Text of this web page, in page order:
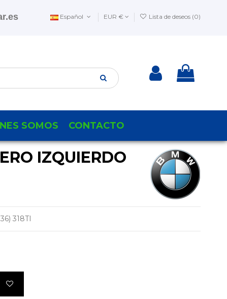
Español EUR € Lista de deseos (0)
SOMOS CONTACTO
IZQUIERDO
318TI